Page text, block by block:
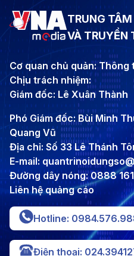
TRUNG
VÀ TRUYỀN
Cơ quan chủ quản: Thông
Chịu trách nhiệm:
Giám đốc: Lê Xuân Thành
Phó Giám đốc: Bùi Minh
Quang Vũ
Địa chỉ: Số 33 Lê Thánh
E-mail:
Đường dây nóng: 0888 161
Liên hệ quảng cáo
Hotline:
Điện thoại: